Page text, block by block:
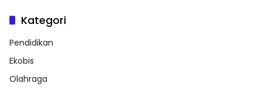
Kategori
Pendidikan
Ekobis
Olahraga